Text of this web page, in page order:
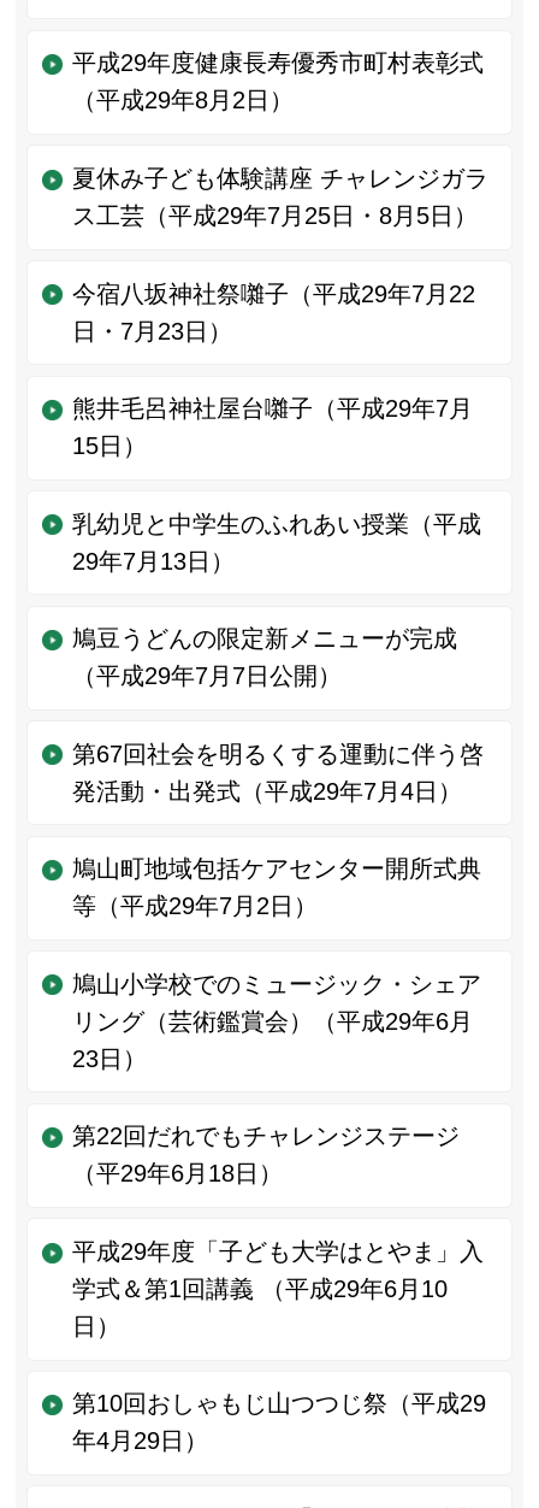
平成29年度健康長寿優秀市町村表彰式
（平成29年8月2日）
夏休み子ども体験講座 チャレンジガラ
ス工芸（平成29年7月25日・8月5日）
今宿八坂神社祭囃子（平成29年7月22
日・7月23日）
熊井毛呂神社屋台囃子（平成29年7月
15日）
乳幼児と中学生のふれあい授業（平成
29年7月13日）
鳩豆うどんの限定新メニューが完成
（平成29年7月7日公開）
第67回社会を明るくする運動に伴う啓
発活動・出発式（平成29年7月4日）
鳩山町地域包括ケアセンター開所式典
等（平成29年7月2日）
鳩山小学校でのミュージック・シェア
リング（芸術鑑賞会）（平成29年6月
23日）
第22回だれでもチャレンジステージ
（平29年6月18日）
平成29年度「子ども大学はとやま」入
学式＆第1回講義 （平成29年6月10
日）
第10回おしゃもじ山つつじ祭（平成29
年4月29日）